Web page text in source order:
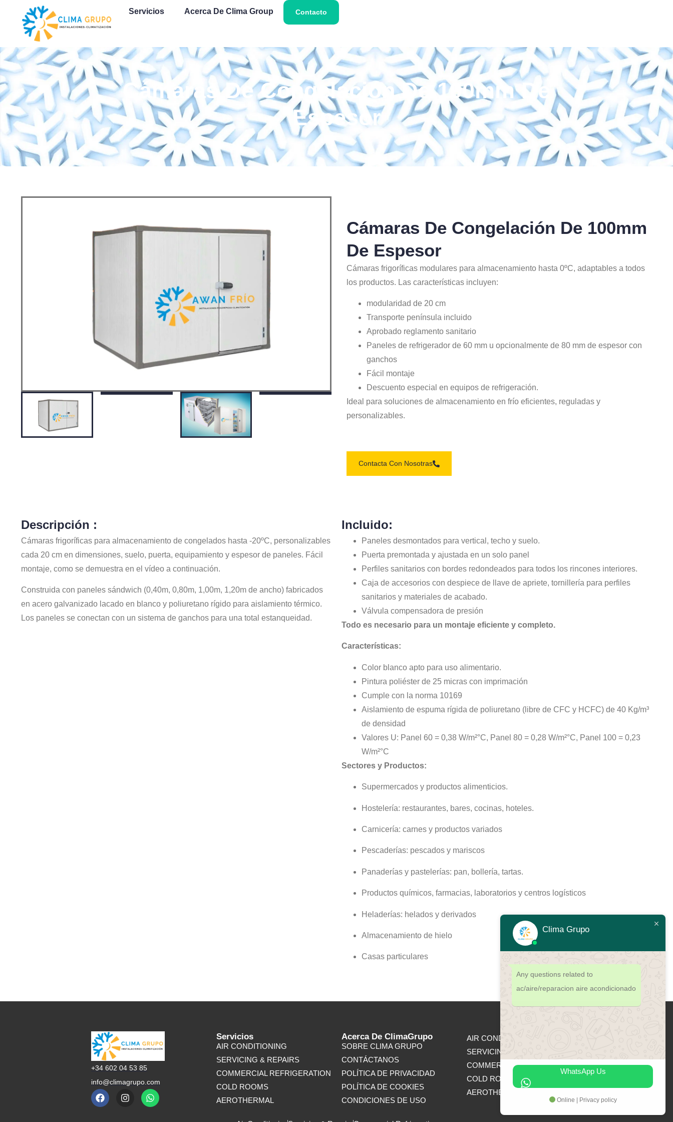
Servicios Acerca De Clima Group Contacto
Cámaras De Congelación De 100mm De
Espesor
Cámaras De Congelación De 100mm
De Espesor
Cámaras frigoríficas modulares para almacenamiento hasta 0ºC, adaptables a todos
los productos. Las características incluyen:
modularidad de 20 cm
Transporte península incluido
Aprobado reglamento sanitario
Paneles de refrigerador de 60 mm u opcionalmente de 80 mm de espesor con
ganchos
Fácil montaje
Descuento especial en equipos de refrigeración.
Ideal para soluciones de almacenamiento en frío eficientes, reguladas y
personalizables.
Contacta Con Nosotras
Descripción :
Cámaras frigoríficas para almacenamiento de congelados hasta -20ºC, personalizables
cada 20 cm en dimensiones, suelo, puerta, equipamiento y espesor de paneles. Fácil
montaje, como se demuestra en el vídeo a continuación.
Construida con paneles sándwich (0,40m, 0,80m, 1,00m, 1,20m de ancho) fabricados
en acero galvanizado lacado en blanco y poliuretano rígido para aislamiento térmico.
Los paneles se conectan con un sistema de ganchos para una total estanqueidad.
Incluido:
Paneles desmontados para vertical, techo y suelo.
Puerta premontada y ajustada en un solo panel
Perfiles sanitarios con bordes redondeados para todos los rincones interiores.
Caja de accesorios con despiece de llave de apriete, tornillería para perfiles
sanitarios y materiales de acabado.
Válvula compensadora de presión
Todo es necesario para un montaje eficiente y completo.
Características:
Color blanco apto para uso alimentario.
Pintura poliéster de 25 micras con imprimación
Cumple con la norma 10169
Aislamiento de espuma rígida de poliuretano (libre de CFC y HCFC) de 40 Kg/m³
de densidad
Valores U: Panel 60 = 0,38 W/m²°C, Panel 80 = 0,28 W/m²°C, Panel 100 = 0,23
W/m²°C
Sectores y Productos:
Supermercados y productos alimenticios.
Hostelería: restaurantes, bares, cocinas, hoteles.
Carnicería: carnes y productos variados
Pescaderías: pescados y mariscos
Panaderías y pastelerías: pan, bollería, tartas.
Productos químicos, farmacias, laboratorios y centros logísticos
Heladerías: helados y derivados
Almacenamiento de hielo
Casas particulares
+34 602 04 53 85
info@climagrupo.com
Servicios
AIR CONDITIONING
SERVICING & REPAIRS
COMMERCIAL REFRIGERATION
COLD ROOMS
AEROTHERMAL
Acerca De ClimaGrupo
SOBRE CLIMA GRUPO
CONTÁCTANOS
POLÍTICA DE PRIVACIDAD
POLÍTICA DE COOKIES
CONDICIONES DE USO
AIR CONDITIONING
SERVICING & REPAIRS
COMMERCIAL REFRIGERATION
COLD ROOMS
AEROTHERMAL
Clima Grupo
Any questions related to
ac/aire/reparacion aire acondicionado
WhatsApp Us
Online | Privacy policy